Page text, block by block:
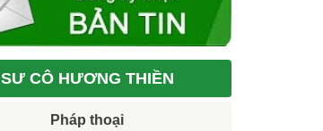
SƯ CÔ HƯƠNG THIỀN
Pháp thoại